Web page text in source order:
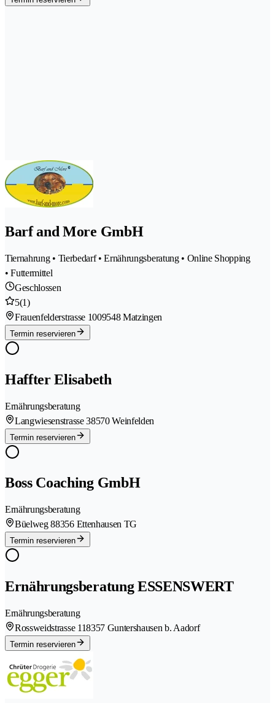
Barf and More GmbH
Tiernahrung • Tierbedarf • Ernährungsberatung • Online Shopping
• Futtermittel
Geschlossen
5(1)
Frauenfelderstrasse 1009548 Matzingen
Termin reservieren
Haffter Elisabeth
Ernährungsberatung
Langwiesenstrasse 38570 Weinfelden
Termin reservieren
Boss Coaching GmbH
Ernährungsberatung
Büelweg 88356 Ettenhausen TG
Termin reservieren
Ernährungsberatung ESSENSWERT
Ernährungsberatung
Rossweidstrasse 118357 Guntershausen b. Aadorf
Termin reservieren